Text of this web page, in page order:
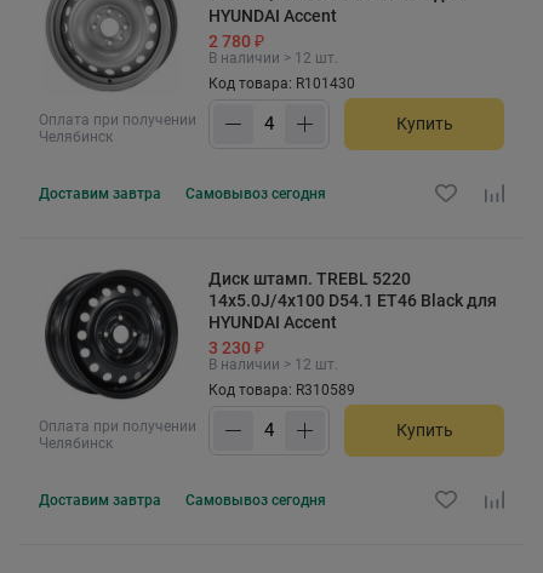
Оплата при получении
Челябинск
HYUNDAI Accent
2 780 ₽
В наличии > 12 шт.
Код товара: R101430
Купить
Доставим завтра Самовывоз сегодня
Оплата при получении
Челябинск
Диск штамп. TREBL 5220
14x5.0J/4x100 D54.1 ET46 Black для
HYUNDAI Accent
3 230 ₽
В наличии > 12 шт.
Код товара: R310589
Купить
Доставим завтра Самовывоз сегодня